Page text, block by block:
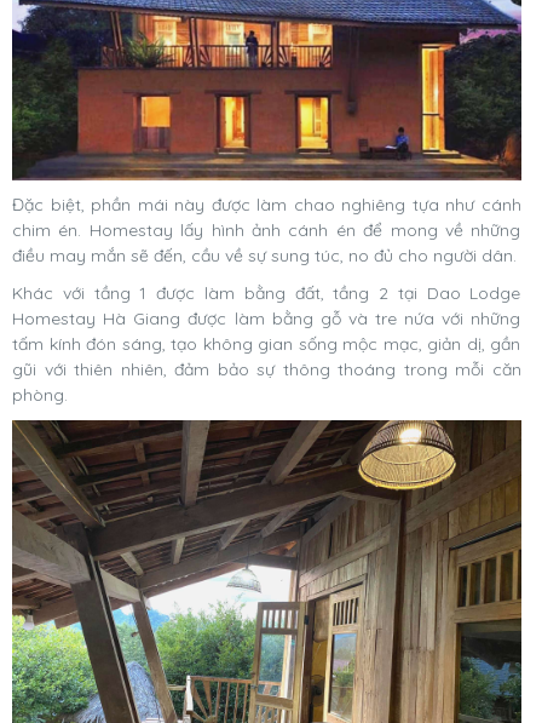
Đặc biệt, phần mái này được làm chao nghiêng tựa như cánh
chim én. Homestay lấy hình ảnh cánh én để mong về những
điều may mắn sẽ đến, cầu về sự sung túc, no đủ cho người dân.
Khác với tầng 1 được làm bằng đất, tầng 2 tại Dao Lodge
Homestay Hà Giang được làm bằng gỗ và tre nứa với những
tấm kính đón sáng, tạo không gian sống mộc mạc, giản dị, gần
gũi với thiên nhiên, đảm bảo sự thông thoáng trong mỗi căn
phòng.